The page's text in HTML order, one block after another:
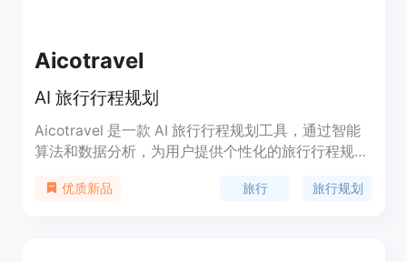
Aicotravel
AI 旅行行程规划
Aicotravel 是一款 AI 旅行行程规划工具，通过智能
算法和数据分析，为用户提供个性化的旅行行程规
和时间，Aicotravel 会自动为用户生成详细的旅行行
优质新品 旅行 旅行规划